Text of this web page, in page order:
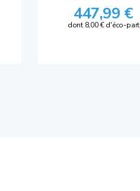
447,99 €
dont 8,00 € d'éco-part